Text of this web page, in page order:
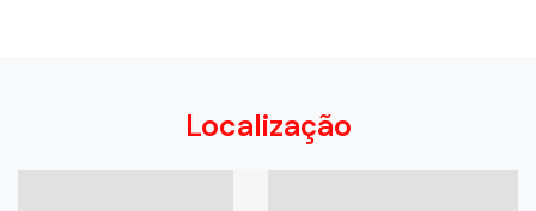
Localização